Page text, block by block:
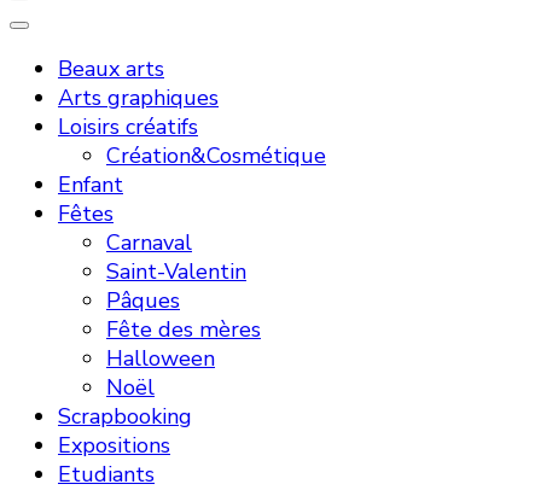
Beaux arts
Arts graphiques
Loisirs créatifs
Création&Cosmétique
Enfant
Fêtes
Carnaval
Saint-Valentin
Pâques
Fête des mères
Halloween
Noël
Scrapbooking
Expositions
Etudiants